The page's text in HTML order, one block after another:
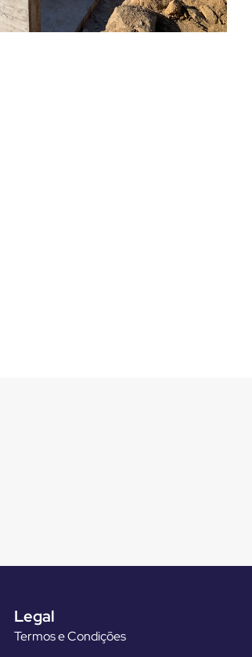
Legal
Termos e Condições